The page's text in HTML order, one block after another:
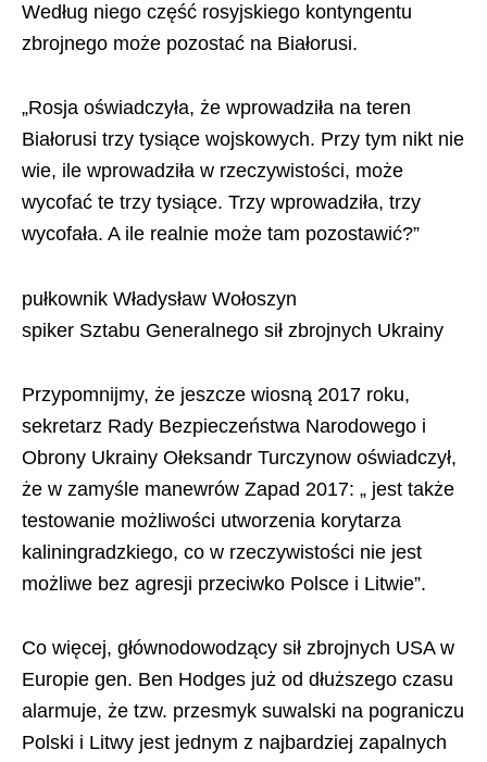
Według niego część rosyjskiego kontyngentu
zbrojnego może pozostać na Białorusi.
„Rosja oświadczyła, że wprowadziła na teren
Białorusi trzy tysiące wojskowych. Przy tym nikt nie
wie, ile wprowadziła w rzeczywistości, może
wycofać te trzy tysiące. Trzy wprowadziła, trzy
wycofała. A ile realnie może tam pozostawić?”
pułkownik Władysław Wołoszyn
spiker Sztabu Generalnego sił zbrojnych Ukrainy
Przypomnijmy, że jeszcze wiosną 2017 roku,
sekretarz Rady Bezpieczeństwa Narodowego i
Obrony Ukrainy Ołeksandr Turczynow oświadczył,
że w zamyśle manewrów Zapad 2017: „ jest także
testowanie możliwości utworzenia korytarza
kaliningradzkiego, co w rzeczywistości nie jest
możliwe bez agresji przeciwko Polsce i Litwie”.
Co więcej, głównodowodzący sił zbrojnych USA w
Europie gen. Ben Hodges już od dłuższego czasu
alarmuje, że tzw. przesmyk suwalski na pograniczu
Polski i Litwy jest jednym z najbardziej zapalnych